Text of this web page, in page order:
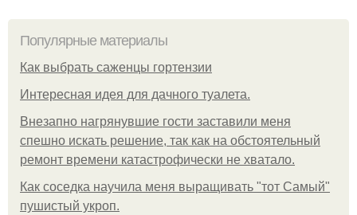
Популярные материалы
Как выбрать саженцы гортензии
Интересная идея для дачного туалета.
Внезапно нагрянувшие гости заставили меня
спешно искать решение, так как на обстоятельный
ремонт времени катастрофически не хватало.
Как соседка научила меня выращивать "тот Самый"
пушистый укроп.